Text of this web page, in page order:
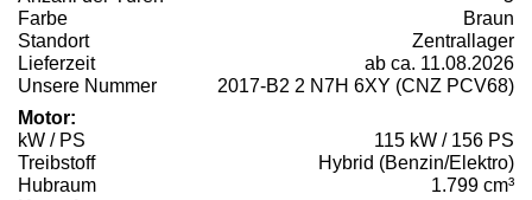
Farbe
Braun
Standort
Zentrallager
Lieferzeit
ab ca. 11.08.2026
Unsere Nummer
2017-B2 2 N7H 6XY (CNZ PCV68)
Motor:
kW / PS
115 kW / 156 PS
Treibstoff
Hybrid (Benzin/Elektro)
Hubraum
1.799 cm³